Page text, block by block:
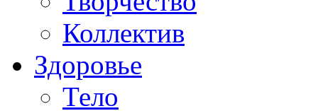
Коллектив
Здоровье
Тело